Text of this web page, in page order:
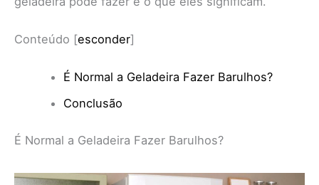
Conteúdo [esconder]
É Normal a Geladeira Fazer Barulhos?
Conclusão
É Normal a Geladeira Fazer Barulhos?